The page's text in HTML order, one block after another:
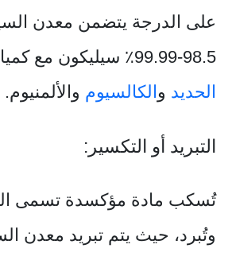
على الدرجة يتضمن معدن
98.5-99.99٪ سيليكون مع كميات قليلة من
الحديد والكالسيوم والألمنيوم.
التبريد أو التكسير:
تُسكب مادة مؤكسدة تسمى
وتُبرد، حيث يتم تبريد معدن